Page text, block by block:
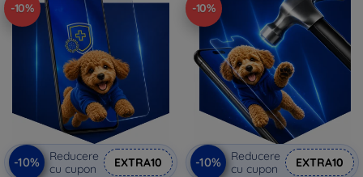
-10%
-10%
Reducere
cu cupon
EXTRA10
-10%
-10%
Reducere
cu cupon
EXTRA10